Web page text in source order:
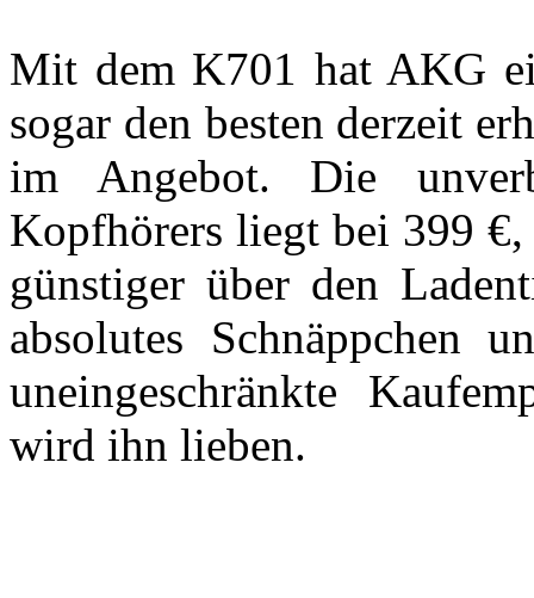
Mit dem K701 hat AKG
sogar den besten derzeit
im Angebot. Die
Kopfhörers liegt bei 399
günstiger über den
absolutes Schnäppchen
uneingeschränkte
wird ihn lieben.